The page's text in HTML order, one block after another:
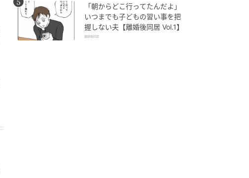
「朝からどこ行ってたんだよ」
いつまでも子どもの習い事を把
握しない夫【離婚後同居 Vol.1】
離婚後同居